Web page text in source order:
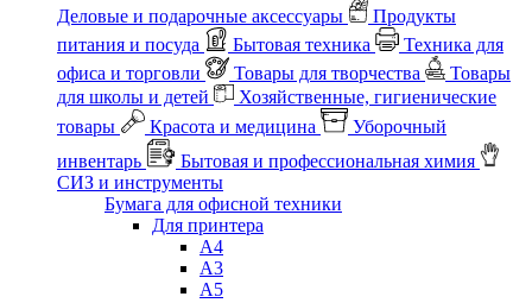
Деловые и подарочные аксессуары
Продукты
питания и посуда
Бытовая техника
Техника для
офиса и торговли
Товары для творчества
Товары
для школы и детей
Хозяйственные, гигиенические
товары
Красота и медицина
Уборочный
инвентарь
Бытовая и профессиональная химия
СИЗ и инструменты
Бумага для офисной техники
Для принтера
А4
А3
А5